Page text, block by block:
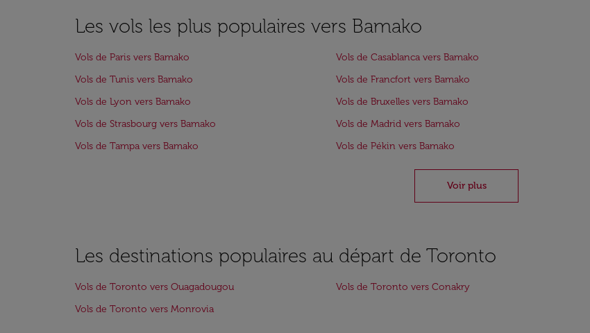
Les vols les plus populaires vers Bamako
Vols de Paris vers Bamako Vols de Casablanca vers Bamako
Vols de Tunis vers Bamako
Vols de Francfort vers Bamako
Vols de Lyon vers Bamako
Vols de Bruxelles vers Bamako
Vols de Strasbourg vers Bamako
Vols de Madrid vers Bamako
Vols de Tampa vers Bamako
Vols de Pékin vers Bamako
Voir plus
Les destinations populaires au départ de Toronto
Vols de Toronto vers Ouagadougou Vols de Toronto vers Conakry
Vols de Toronto vers Monrovia